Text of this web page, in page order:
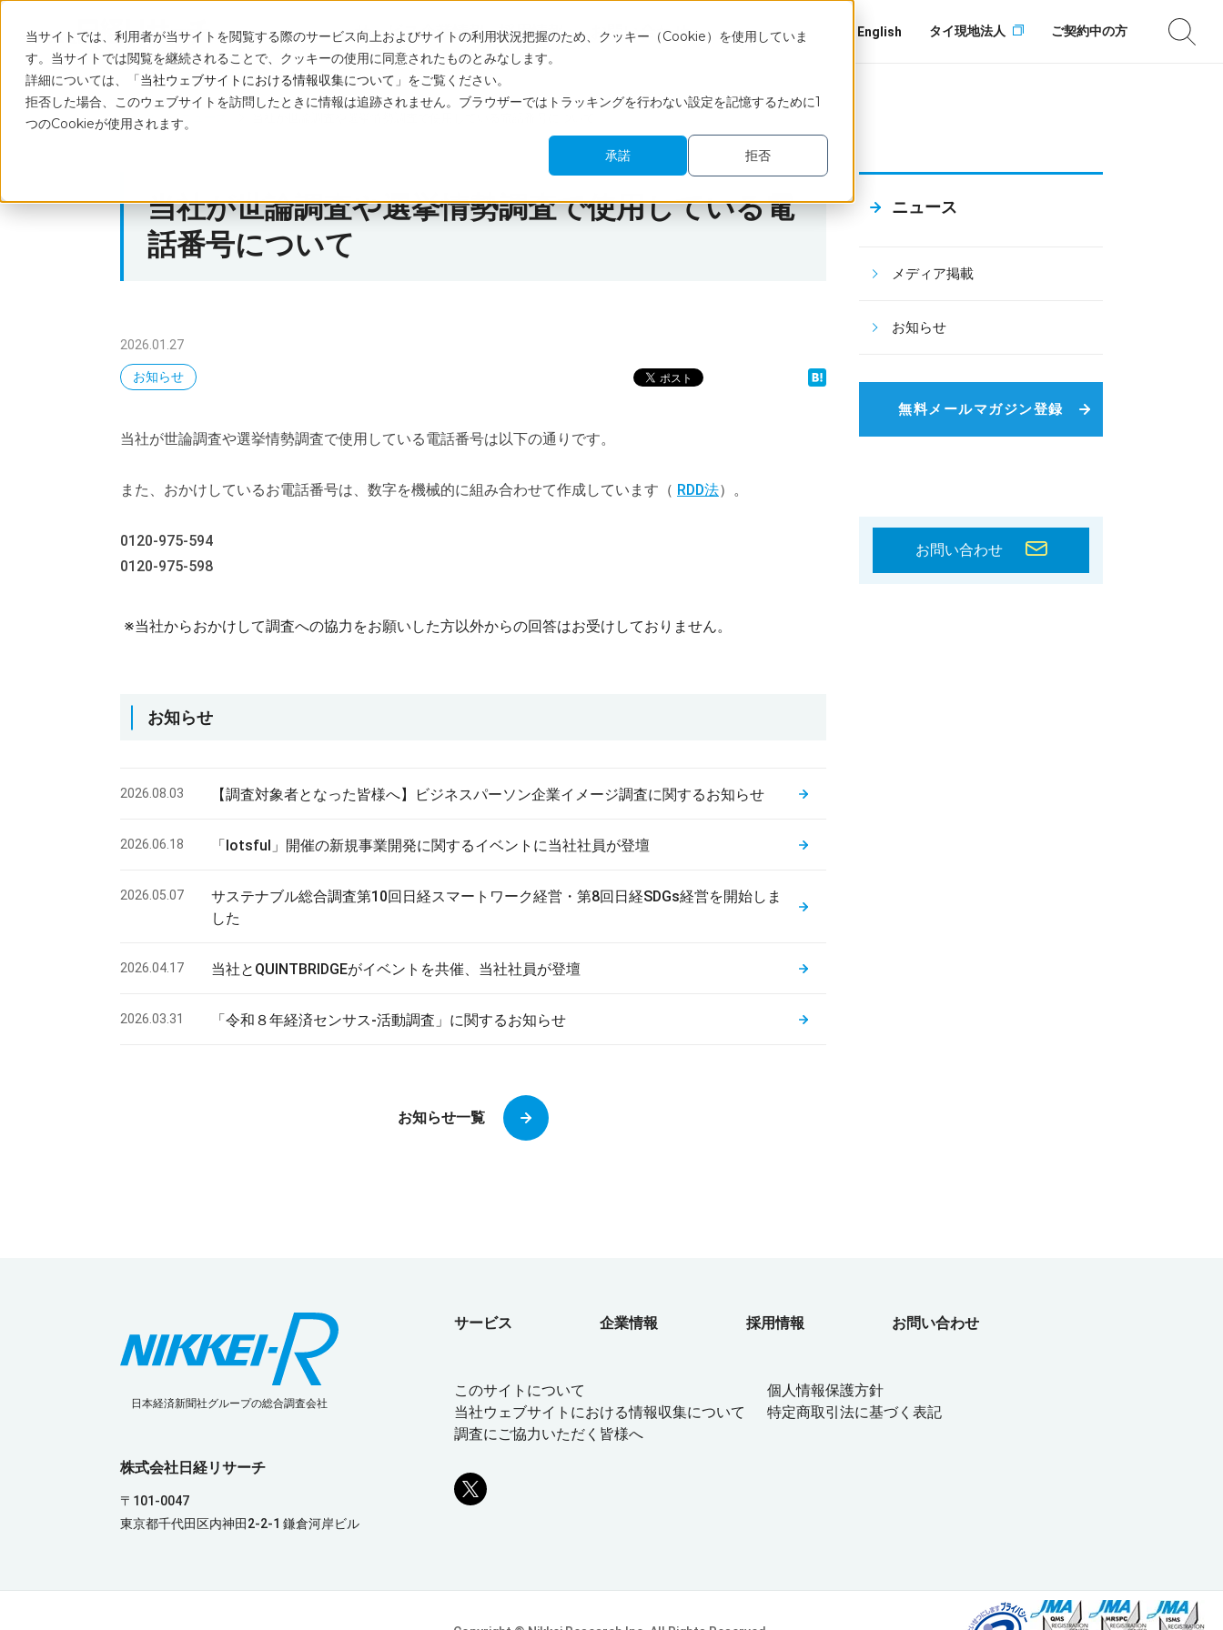
当サイトでは、利用者が当サイトを閲覧する際のサービス向上およびサイトの利用状況把握のため、クッキー（Cookie）を使用していま
す。当サイトでは閲覧を継続されることで、クッキーの使用に同意されたものとみなします。
詳細については、「当社ウェブサイトにおける情報収集について 」をご覧ください。
拒否した場合、このウェブサイトを訪問したときに情報は追跡されません。ブラウザーではトラッキングを行わない設定を記憶するために1
つのCookieが使用されます。
承諾
拒否
サービス企業情報 採用情報 お問い合わせ English タイ現地法人 ご契約中の方
トップ ニュース
当社が世論調査や選挙情勢調査で使用している電
話番号について
2026.01.27
お知らせ
当社が世論調査や選挙情勢調査で使用している電話番号は以下の通りです。
また、おかけしているお電話番号は、数字を機械的に組み合わせて作成しています（ RDD法）。
0120-975-594
0120-975-598
※当社からおかけして調査への協力をお願いした方以外からの回答はお受けしておりません。
お知らせ
2026.08.03 【調査対象者となった皆様へ】ビジネスパーソン企業イメージ調査に関するお知らせ
2026.06.18 「lotsful」開催の新規事業開発に関するイベントに当社社員が登壇
2026.05.07
サステナブル総合調査第10回日経スマートワーク経営・第8回日経SDGs経営を開始しま
した
2026.04.17 当社とQUINTBRIDGEがイベントを共催、当社社員が登壇
2026.03.31 「令和８年経済センサス-活動調査」に関するお知らせ
お知らせ一覧
ニュース
メディア掲載
お知らせ
無料メールマガジン登録
お問い合わせ
日本経済新聞社グループの総合調査会社
株式会社日経リサーチ
〒101-0047
東京都千代田区内神田2-2-1 鎌倉河岸ビル
サービス 企業情報 採用情報 お問い合わせ
このサイトについて
個人情報保護方針
当社ウェブサイトにおける情報収集について
特定商取引法に基づく表記
調査にご協力いただく皆様へ